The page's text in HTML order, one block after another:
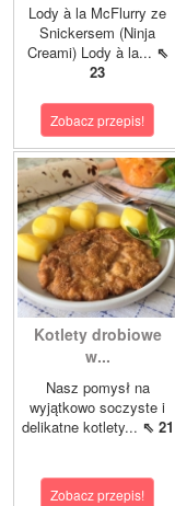
Lody à la McFlurry ze
Snickersem (Ninja
Creami) Lody à la... ⇖
23
Zobacz przepis!
Kotlety drobiowe
w...
Nasz pomysł na
wyjątkowo soczyste i
delikatne kotlety... ⇖ 21
Zobacz przepis!